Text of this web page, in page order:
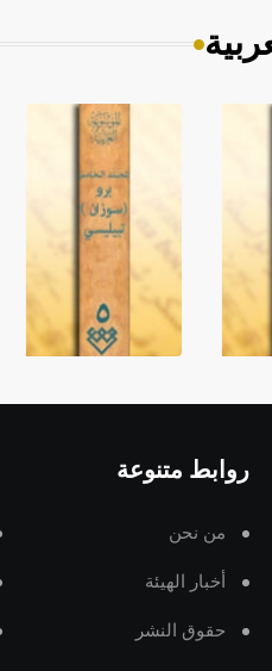
روابط متنوعة
من نحن
أخبار الهيئة
حقوق النشر